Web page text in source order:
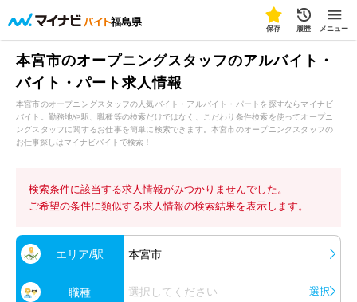
福島県
保存 履歴 メニュー
本宮市のオープニングスタッフのアルバイト・
バイト・パート求人情報
本宮市のオープニングスタッフの人気バイト・アルバイト・パートを探すならマイナビ
バイト。勤務地や駅、職種等の検索だけではなく、こだわり条件検索を使ってオープニ
ングスタッフに関するお仕事を簡単に検索できます。本宮市のオープニングスタッフの
お仕事探しはマイナビバイトで検索！
検索条件に該当する求人情報がみつかりませんでした。
ご希望の条件に類似する求人情報の検索結果を表示します。
エリア/駅 本宮市
職種 選択してください 選択